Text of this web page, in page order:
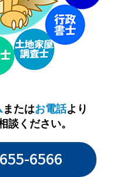
またはお電話より
談ください。
6566